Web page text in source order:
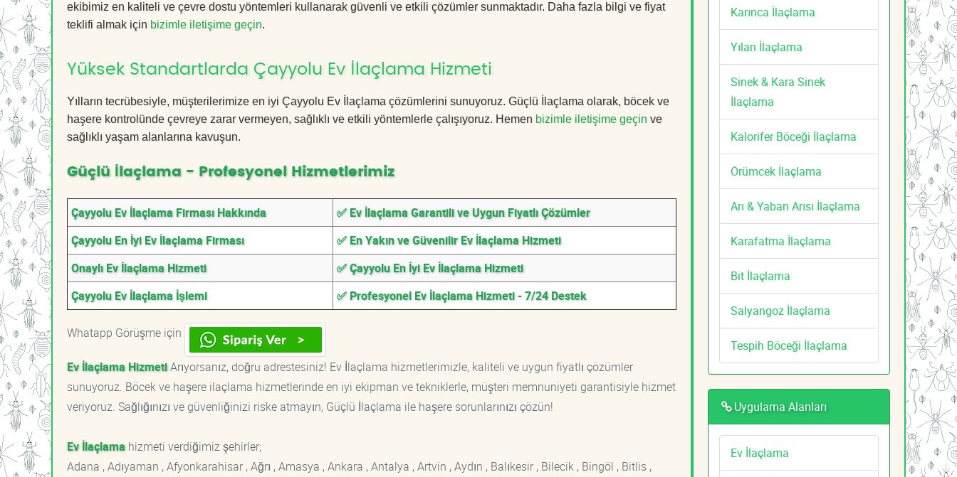
ekibimiz en kaliteli ve çevre dostu yöntemleri kullanarak güvenli ve etkili çözümler sunmaktadır. Daha fazla bilgi ve fiyat
teklifi almak için bizimle iletişime geçin.
Yüksek Standartlarda Çayyolu Ev İlaçlama Hizmeti
Yılların tecrübesiyle, müşterilerimize en iyi Çayyolu Ev İlaçlama çözümlerini sunuyoruz. Güçlü İlaçlama olarak, böcek ve
haşere kontrolünde çevreye zarar vermeyen, sağlıklı ve etkili yöntemlerle çalışıyoruz. Hemen bizimle iletişime geçin ve
sağlıklı yaşam alanlarına kavuşun.
Güçlü İlaçlama - Profesyonel Hizmetlerimiz
Çayyolu Ev İlaçlama Firması Hakkında
✅ Ev İlaçlama Garantili ve Uygun Fiyatlı Çözümler
Çayyolu En İyi Ev İlaçlama Firması
✅ En Yakın ve Güvenilir Ev İlaçlama Hizmeti
Onaylı Ev İlaçlama Hizmeti
✅ Çayyolu En İyi Ev İlaçlama Hizmeti
Çayyolu Ev İlaçlama İşlemi
✅ Profesyonel Ev İlaçlama Hizmeti - 7/24 Destek
Whatapp Görüşme için
Ev İlaçlama HizmetiArıyorsanız, doğru adrestesiniz! Ev İlaçlama hizmetlerimizle, kaliteli ve uygun fiyatlı çözümler
sunuyoruz. Böcek ve haşere ilaçlama hizmetlerinde en iyi ekipman ve tekniklerle, müşteri memnuniyeti garantisiyle hizmet
veriyoruz. Sağlığınızı ve güvenliğinizi riske atmayın, Güçlü İlaçlama ile haşere sorunlarınızı çözün!
Ev İlaçlama hizmeti verdiğimiz şehirler;
Adana , Adıyaman , Afyonkarahisar , Ağrı , Amasya , Ankara , Antalya , Artvin , Aydın , Balıkesir , Bilecik , Bingöl , Bitlis ,
Karınca İlaçlama
Yılan İlaçlama
Sinek & Kara Sinek
İlaçlama
Kalorifer Böceği İlaçlama
Örümcek İlaçlama
Arı & Yaban Arısı İlaçlama
Karafatma İlaçlama
Bit İlaçlama
Salyangoz İlaçlama
Tespih Böceği İlaçlama
Uygulama Alanları
Ev İlaçlama